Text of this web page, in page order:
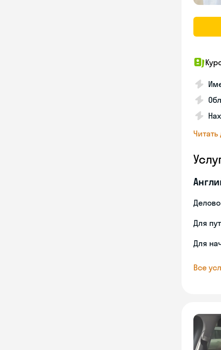
Для
Для
Все